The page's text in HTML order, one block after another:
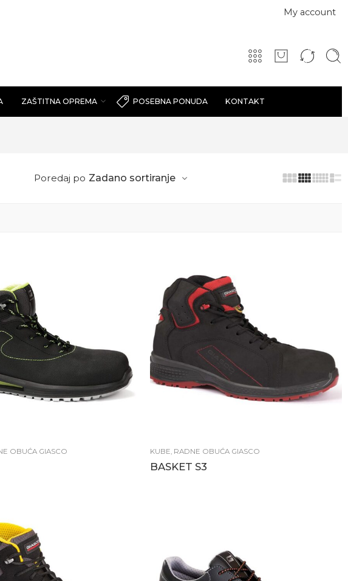
My account
ZAŠTITNA OPREMA POSEBNA PONUDA KONTAKT
Poredaj po Zadano sortiranje
OBUĆA GIASCO KUBE, RADNE OBUĆA GIASCO
BASKET S3